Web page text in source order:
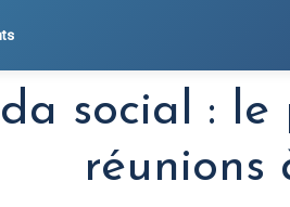
social : le
réunions